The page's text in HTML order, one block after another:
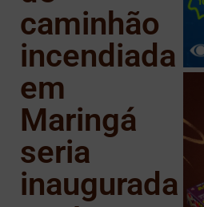
caminhão
incendiada
em
Maringá
seria
inaugurada